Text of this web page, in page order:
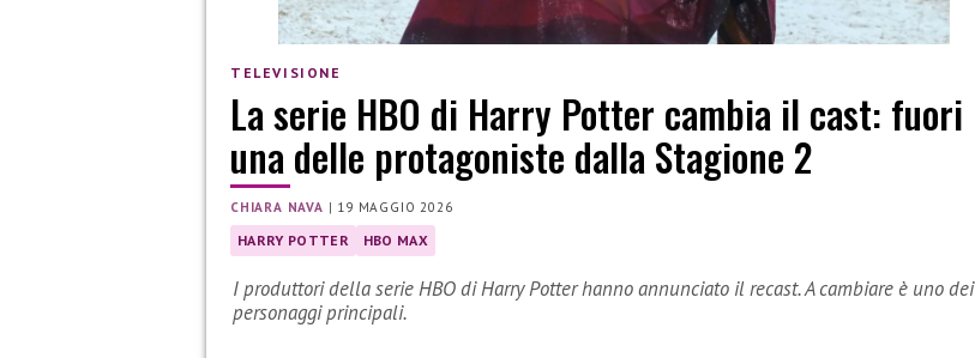
TELEVISIONE
La serie HBO di Harry Potter cambia il cast: fuori
una delle protagoniste dalla Stagione 2
CHIARA NAVA | 19 MAGGIO 2026
HARRY POTTER HBO MAX
I produttori della serie HBO di Harry Potter hanno annunciato il recast. A cambiare è uno dei
personaggi principali.